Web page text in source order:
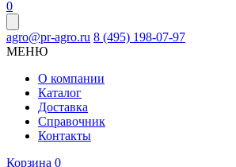
0
agro@pr-agro.ru 8 (495) 198-07-97
МЕНЮ
О компании
Каталог
Доставка
Справочник
Контакты
Корзина 0